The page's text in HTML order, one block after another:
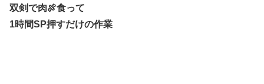
双剣で肉🍖食って
1時間SP押すだけの作業